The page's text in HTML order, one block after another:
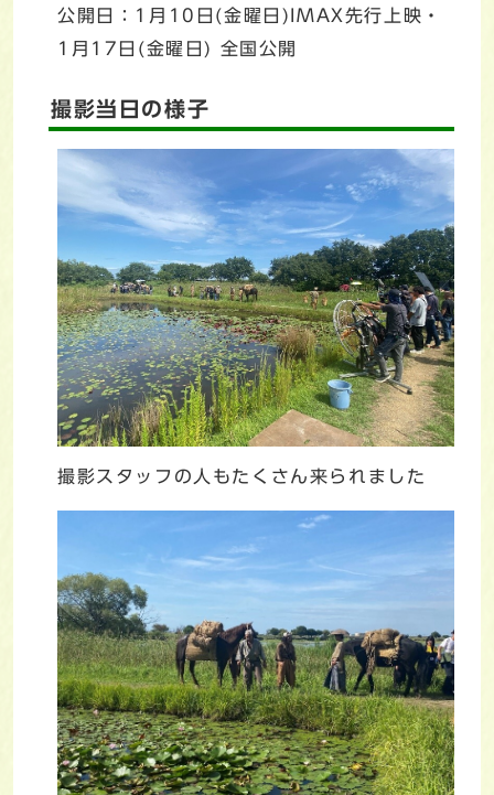
公開日：1月10日(金曜日)IMAX先行上映・
1月17日(金曜日) 全国公開
撮影当日の様子
撮影スタッフの人もたくさん来られました